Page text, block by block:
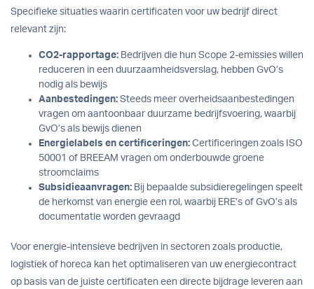
Specifieke situaties waarin certificaten voor uw bedrijf direct
relevant zijn:
CO2-rapportage: Bedrijven die hun Scope 2-emissies willen
reduceren in een duurzaamheidsverslag, hebben GvO’s
nodig als bewijs
Aanbestedingen: Steeds meer overheidsaanbestedingen
vragen om aantoonbaar duurzame bedrijfsvoering, waarbij
GvO’s als bewijs dienen
Energielabels en certificeringen: Certificeringen zoals ISO
50001 of BREEAM vragen om onderbouwde groene
stroomclaims
Subsidieaanvragen: Bij bepaalde subsidieregelingen speelt
de herkomst van energie een rol, waarbij ERE’s of GvO’s als
documentatie worden gevraagd
Voor energie-intensieve bedrijven in sectoren zoals productie,
logistiek of horeca kan het optimaliseren van uw energiecontract
op basis van de juiste certificaten een directe bijdrage leveren aan